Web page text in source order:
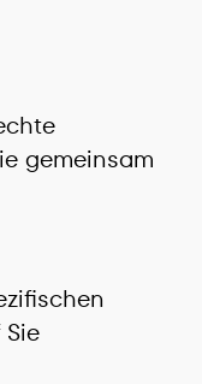
gemeinsam